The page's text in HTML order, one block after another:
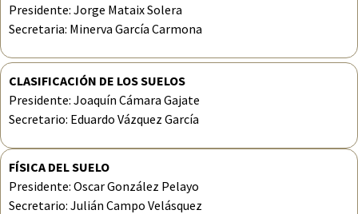
Presidente: Jorge Mataix Solera
Secretaria: Minerva García Carmona
CLASIFICACIÓN DE LOS SUELOS
Presidente: Joaquín Cámara Gajate
Secretario: Eduardo Vázquez García
FÍSICA DEL SUELO
Presidente: Oscar González Pelayo
Secretario: Julián Campo Velásquez